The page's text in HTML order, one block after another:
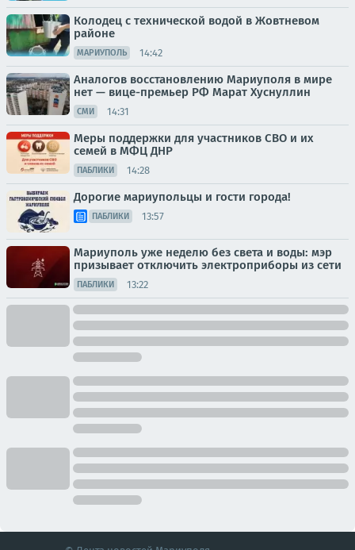
Колодец с технической водой в Жовтневом
районе
МАРИУПОЛЬ 14:42
Аналогов восстановлению Мариуполя в мире
нет — вице-премьер РФ Марат Хуснуллин
СМИ 14:31
Меры поддержки для участников СВО и их
семей в МФЦ ДНР
ПАБЛИКИ 14:28
Дорогие мариупольцы и гости города!
ПАБЛИКИ 13:57
Мариуполь уже неделю без света и воды: мэр
призывает отключить электроприборы из сети
ПАБЛИКИ 13:22